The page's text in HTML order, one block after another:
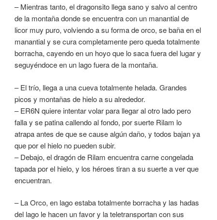
– Mientras tanto, el dragonsito llega sano y salvo al centro
de la montaña donde se encuentra con un manantial de
licor muy puro, volviendo a su forma de orco, se baña en el
manantial y se cura completamente pero queda totalmente
borracha, cayendo en un hoyo que lo saca fuera del lugar y
seguyéndoce en un lago fuera de la montaña.
– El trío, llega a una cueva totalmente helada. Grandes
picos y montañas de hielo a su alrededor.
– ER6N quiere intentar volar para llegar al otro lado pero
falla y se patina callendo al fondo, por suerte Rilam lo
atrapa antes de que se cause algún daño, y todos bajan ya
que por el hielo no pueden subir.
– Debajo, el dragón de Rilam encuentra carne congelada
tapada por el hielo, y los héroes tiran a su suerte a ver que
encuentran.
– La Orco, en lago estaba totalmente borracha y las hadas
del lago le hacen un favor y la teletransportan con sus